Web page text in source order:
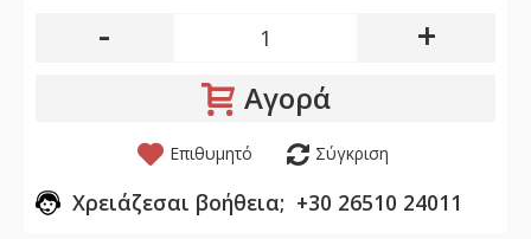
- +
Αγορά
Επιθυμητό Σύγκριση
Χρειάζεσαι βοήθεια; +30 26510 24011